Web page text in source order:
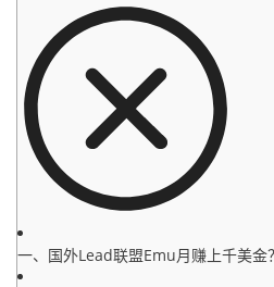
一、国外Lead联盟Emu月赚上千美金？